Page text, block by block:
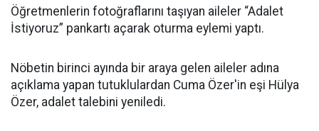
Öğretmenlerin fotoğraflarını taşıyan aileler “Adalet
İstiyoruz” pankartı açarak oturma eylemi yaptı.
Nöbetin birinci ayında bir araya gelen aileler adına
açıklama yapan tutuklulardan Cuma Özer'in eşi Hülya
Özer, adalet talebini yeniledi.